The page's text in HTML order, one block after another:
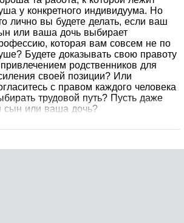
у конкретного индивидуума. Но
лично вы будете делать, если ваш
или ваша дочь выбирает
которая вам совсем не по
Будете доказывать свою правоту
родственников для
своей позиции? Или
с правом каждого человека
трудовой путь? Пусть даже
сын или ваша дочь?